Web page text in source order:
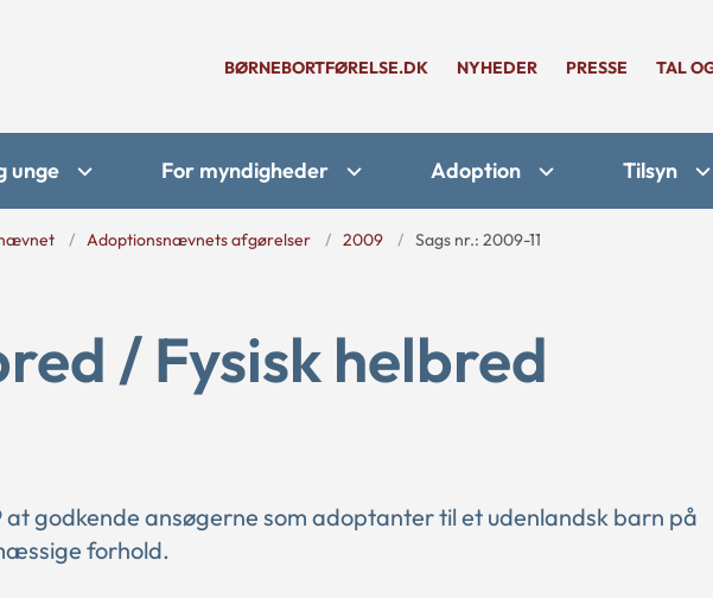
BØRNEBORTFØRELSE.DK NYHEDER PRESSE TAL
unge For myndigheder Adoption Tilsyn
Adoptionsnævnets afgørelser 2009 Sags nr.: 2009-11
/ Fysisk helbred
godkende ansøgerne som adoptanter til et udenlandsk barn på
forhold.